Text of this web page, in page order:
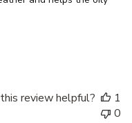
review helpful?
1
0